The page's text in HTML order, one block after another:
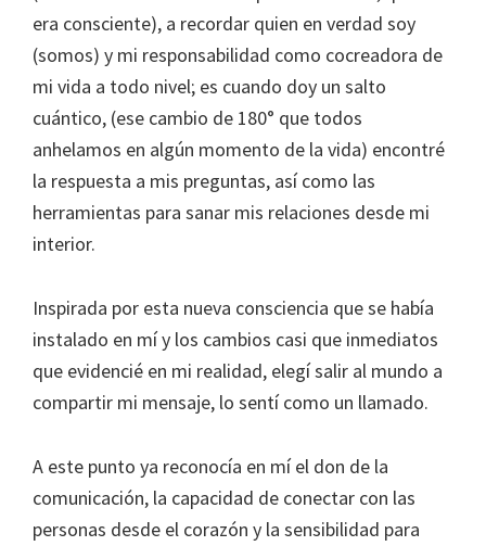
era consciente), a recordar quien en verdad soy
(somos) y mi responsabilidad como cocreadora de
mi vida a todo nivel; es cuando doy un salto
cuántico, (ese cambio de 180° que todos
anhelamos en algún momento de la vida) encontré
la respuesta a mis preguntas, así como las
herramientas para sanar mis relaciones desde mi
interior.
Inspirada por esta nueva consciencia que se había
instalado en mí y los cambios casi que inmediatos
que evidencié en mi realidad, elegí salir al mundo a
compartir mi mensaje, lo sentí como un llamado.
A este punto ya reconocía en mí el don de la
comunicación, la capacidad de conectar con las
personas desde el corazón y la sensibilidad para